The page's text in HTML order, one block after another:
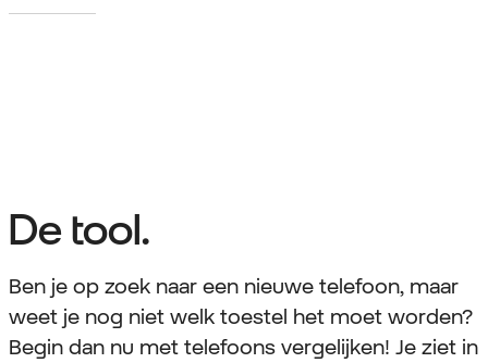
De tool.
Ben je op zoek naar een nieuwe telefoon, maar
weet je nog niet welk toestel het moet worden?
Begin dan nu met telefoons vergelijken! Je ziet in